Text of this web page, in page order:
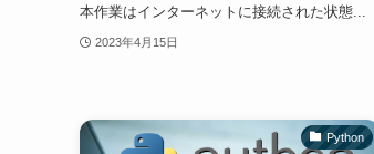
本作業はインターネットに接続された状態...
2023年4月15日
Python